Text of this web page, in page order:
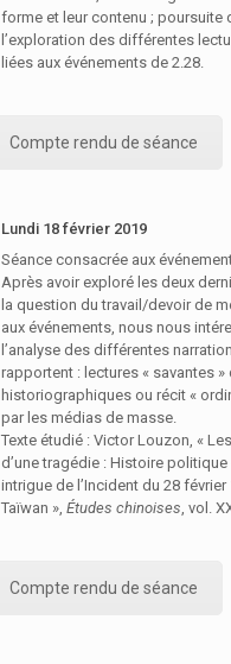
forme et leur contenu ; poursuite
l’exploration des différentes
liées aux événements de 2.28.
Compte rendu de séance
Lundi 18 février 2019
Séance consacrée aux
Après avoir exploré les deux
la question du travail/devoir de
aux événements, nous nous
l’analyse des différentes
rapportent : lectures « savantes
historiographiques ou récit «
par les médias de masse.
Texte étudié : Victor Louzon, «
d’une tragédie : Histoire
intrigue de l’Incident du 28 février
Taïwan », Études chinoises, vol.
Compte rendu de séance